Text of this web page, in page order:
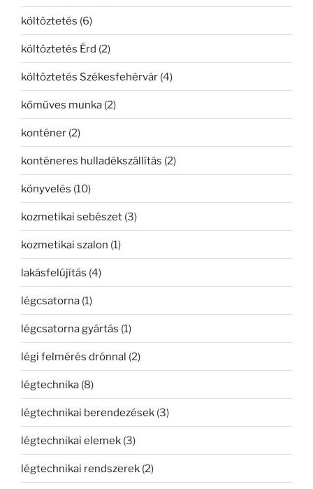
költöztetés (6)
költöztetés Érd (2)
költöztetés Székesfehérvár (4)
kőműves munka (2)
konténer (2)
konténeres hulladékszállítás (2)
könyvelés (10)
kozmetikai sebészet (3)
kozmetikai szalon (1)
lakásfelújítás (4)
légcsatorna (1)
légcsatorna gyártás (1)
légi felmérés drónnal (2)
légtechnika (8)
légtechnikai berendezések (3)
légtechnikai elemek (3)
légtechnikai rendszerek (2)